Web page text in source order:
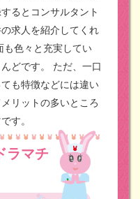
るとコンサルタント
求人を紹介してくれ
も色々と充実してい
どです。
ただ、一口
も特徴などには違い
リットの多いところ
す。
ラマチ